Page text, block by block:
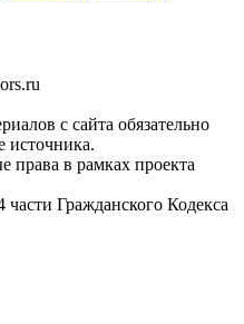
с сайта обязательно
источника.
права в рамках проекта
Гражданского Кодекса